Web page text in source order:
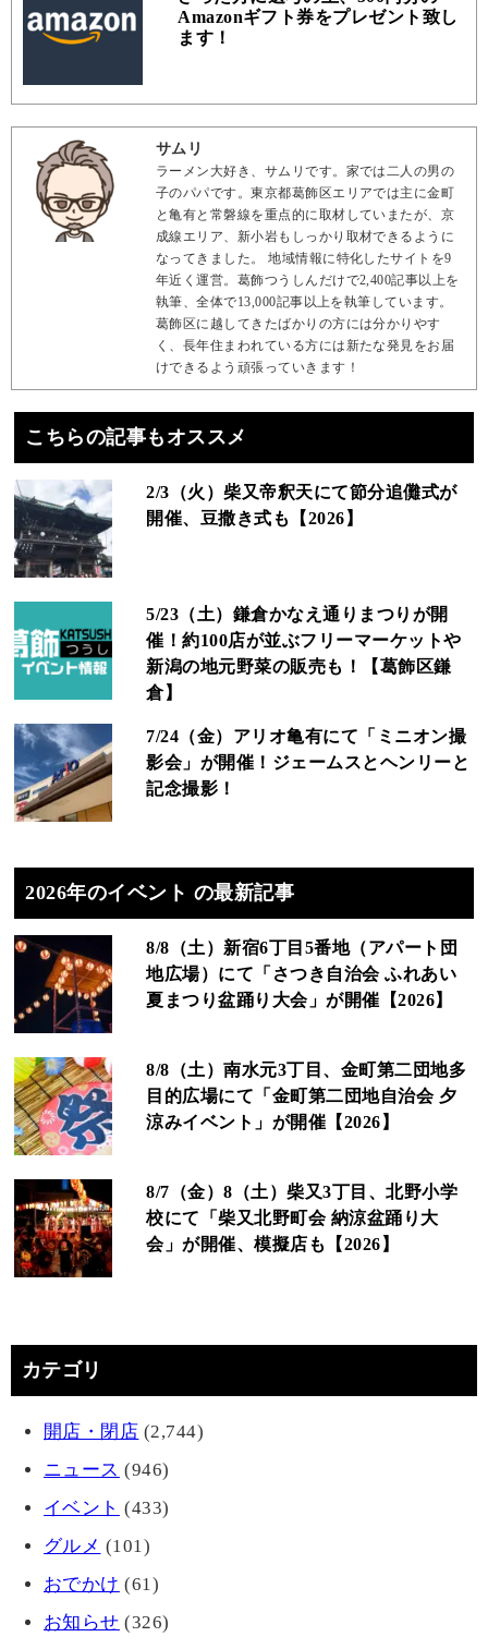
Amazonギフト券をプレゼント致し
ます！
サムリ
ラーメン大好き、サムリです。家では二人の男の
子のパパです。東京都葛飾区エリアでは主に金町
と亀有と常磐線を重点的に取材していまたが、京
成線エリア、新小岩もしっかり取材できるように
なってきました。 地域情報に特化したサイトを9
年近く運営。葛飾つうしんだけで2,400記事以上を
執筆、全体で13,000記事以上を執筆しています。
葛飾区に越してきたばかりの方には分かりやす
く、長年住まわれている方には新たな発見をお届
けできるよう頑張っていきます！
こちらの記事もオススメ
2/3（火）柴又帝釈天にて節分追儺式が
開催、豆撒き式も【2026】
5/23（土）鎌倉かなえ通りまつりが開
催！約100店が並ぶフリーマーケットや
新潟の地元野菜の販売も！【葛飾区鎌
倉】
7/24（金）アリオ亀有にて「ミニオン撮
影会」が開催！ジェームスとヘンリーと
記念撮影！
2026年のイベント の最新記事
8/8（土）新宿6丁目5番地（アパート団
地広場）にて「さつき自治会 ふれあい
夏まつり盆踊り大会」が開催【2026】
8/8（土）南水元3丁目、金町第二団地多
目的広場にて「金町第二団地自治会 夕
涼みイベント」が開催【2026】
8/7（金）8（土）柴又3丁目、北野小学
校にて「柴又北野町会 納涼盆踊り大
会」が開催、模擬店も【2026】
カテゴリ
開店・閉店 (2,744)
ニュース (946)
イベント (433)
グルメ (101)
おでかけ (61)
お知らせ (326)